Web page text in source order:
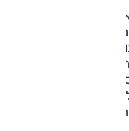
הדגם הקודם – אך הוא
הבטיחות ובתחום
הייחודיות, יכולת
נסיעה טובה בכלל.
שנבחנה, עשיר.
ייחודיים מבין רכב
הדגם מוצע עם אחריות של